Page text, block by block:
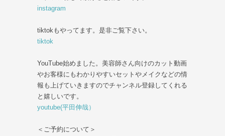
instagram
tiktokもやってます。是非ご覧下さい。
tiktok
YouTube始めました。美容師さん向けのカット動画
やお客様にもわかりやすいセットやメイクなどの情
報も上げていきますのでチャンネル登録してくれる
と嬉しいです。
youtube(平田伸哉）
＜ご予約について＞